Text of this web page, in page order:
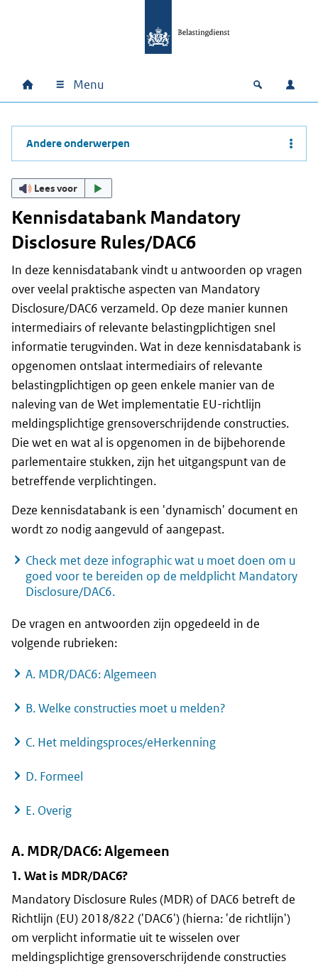
Hoofdnavigatie
Home Menu Open
Andere onderwerpen
Lees voor
Kennisdatabank Mandatory
Disclosure Rules/DAC6
In deze kennisdatabank vindt u antwoorden op vragen
over veelal praktische aspecten van Mandatory
Disclosure/DAC6 verzameld. Op deze manier kunnen
intermediairs of relevante belastingplichtigen snel
informatie terugvinden. Wat in deze kennisdatabank is
opgenomen ontslaat intermediairs of relevante
belastingplichtigen op geen enkele manier van de
naleving van de Wet implementatie EU-richtlijn
meldingsplichtige grensoverschrijdende constructies.
Die wet en wat al is opgenomen in de bijbehorende
parlementaire stukken, zijn het uitgangspunt van de
betreffende verplichtingen.
Deze kennisdatabank is een 'dynamisch' document en
wordt zo nodig aangevuld of aangepast.
Check met deze infographicwat u moet doen om u
goed voor te bereiden op de meldplicht Mandatory
Disclosure/DAC6.
De vragen en antwoorden zijn opgedeeld in de
volgende rubrieken:
A. MDR/DAC6: Algemeen
B. Welke constructies moet u melden?
C. Het meldingsproces/eHerkenning
D. Formeel
E. Overig
A. MDR/DAC6: Algemeen
1. Wat is MDR/DAC6?
Mandatory Disclosure Rules(MDR) of DAC6 betreft de
Richtlijn (EU) 2018/822 ('DAC6') (hierna: 'de richtlijn')
om verplicht informatie uit te wisselen over
meldingsplichtige grensoverschrijdende constructies